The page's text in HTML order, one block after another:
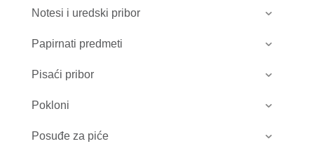
Notesi i uredski pribor
Papirnati predmeti
Pisaći pribor
Pokloni
Posuđe za piće